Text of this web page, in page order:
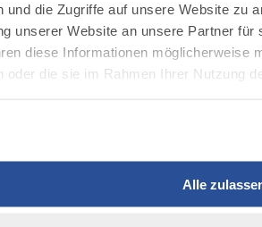
und die Zugriffe auf unsere Website zu
unserer Website an unsere Partner
diese Informationen möglicherweise
oder die sie im Rahmen Ihrer Nutzung
Alle